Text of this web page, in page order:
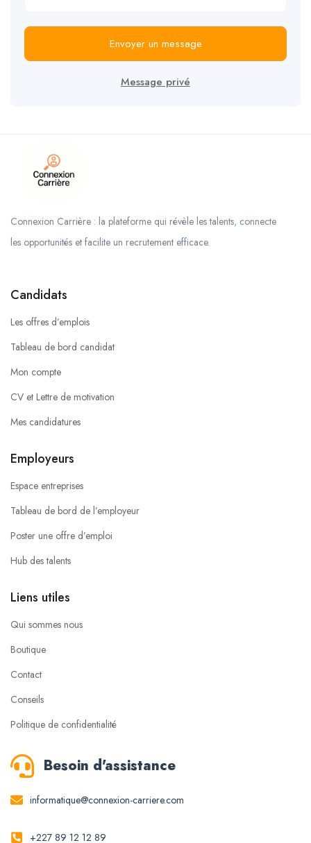
Envoyer un message
Message privé
Connexion Carrière : la plateforme qui révèle les talents, connecte
les opportunités et facilite un recrutement efficace.
Candidats
Les offres d’emplois
Tableau de bord candidat
Mon compte
CV et Lettre de motivation
Mes candidatures
Employeurs
Espace entreprises
Tableau de bord de l’employeur
Poster une offre d’emploi
Hub des talents
Liens utiles
Qui sommes nous
Boutique
Contact
Conseils
Politique de confidentialité
Besoin d'assistance
informatique@connexion-carriere.com
+227 89 12 12 89